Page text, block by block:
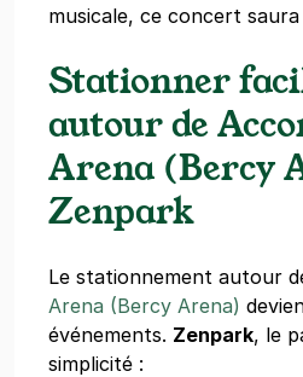
musicale, ce concert
Stationner
autour de
Arena (Bercy
Zenpark
Le stationnement autour
Arena (Bercy Arena)
événements. Zenpark, le
simplicité :